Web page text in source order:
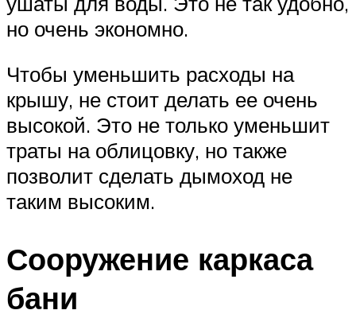
но очень экономно.
Чтобы уменьшить расходы на
крышу, не стоит делать ее очень
высокой. Это не только уменьшит
траты на облицовку, но также
позволит сделать дымоход не
таким высоким.
Сооружение каркаса
бани